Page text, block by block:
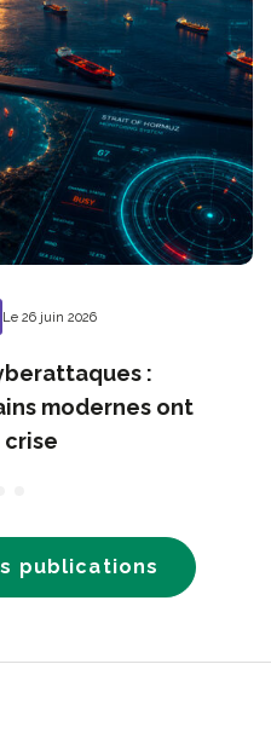
Le 26 juin 2026
:
modernes ont
crise
publications